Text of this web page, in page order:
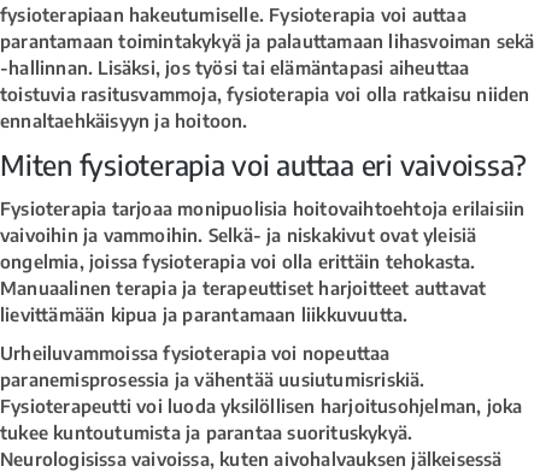
fysioterapiaan hakeutumiselle. Fysioterapia voi auttaa
parantamaan toimintakykyä ja palauttamaan lihasvoiman sekä
-hallinnan. Lisäksi, jos työsi tai elämäntapasi aiheuttaa
toistuvia rasitusvammoja, fysioterapia voi olla ratkaisu niiden
ennaltaehkäisyyn ja hoitoon.
Miten fysioterapia voi auttaa eri vaivoissa?
Fysioterapia tarjoaa monipuolisia hoitovaihtoehtoja erilaisiin
vaivoihin ja vammoihin. Selkä- ja niskakivut ovat yleisiä
ongelmia, joissa fysioterapia voi olla erittäin tehokasta.
Manuaalinen terapia ja terapeuttiset harjoitteet auttavat
lievittämään kipua ja parantamaan liikkuvuutta.
Urheiluvammoissa fysioterapia voi nopeuttaa
paranemisprosessia ja vähentää uusiutumisriskiä.
Fysioterapeutti voi luoda yksilöllisen harjoitusohjelman, joka
tukee kuntoutumista ja parantaa suorituskykyä.
Neurologisissa vaivoissa, kuten aivohalvauksen jälkeisessä